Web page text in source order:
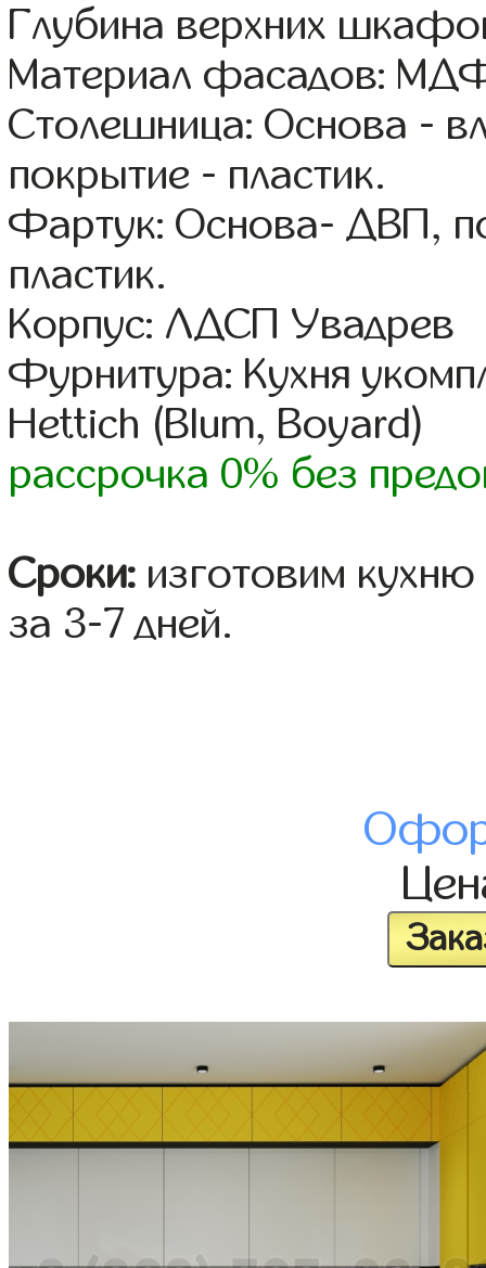
Глубина верхних
Материал фасадов:
Столешница: Основа -
покрытие - пластик.
Фартук: Основа- ДВП,
пластик.
Корпус: ЛДСП Увадрев
Фурнитура: Кухня
Hettich (Blum, Boyard)
рассрочка 0% без
Сроки: изготовим
за 3-7 дней.